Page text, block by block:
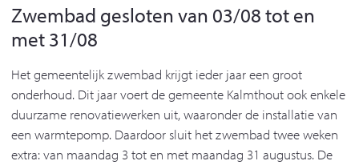
Zwembad gesloten van 03/08 tot en
met 31/08
Het gemeentelijk zwembad krijgt ieder jaar een groot
onderhoud. Dit jaar voert de gemeente Kalmthout ook enkele
duurzame renovatiewerken uit, waaronder de installatie van
een warmtepomp. Daardoor sluit het zwembad twee weken
extra: van maandag 3 tot en met maandag 31 augustus. De